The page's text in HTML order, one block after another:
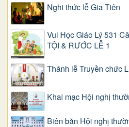
Nghi thức lễ Gia Tiên
Vui Học Giáo Lý 531
TỘI & RƯỚC LỄ 1
Thánh lễ Truyền chức
Khai mạc Hội nghị
Biên bản Hội nghị